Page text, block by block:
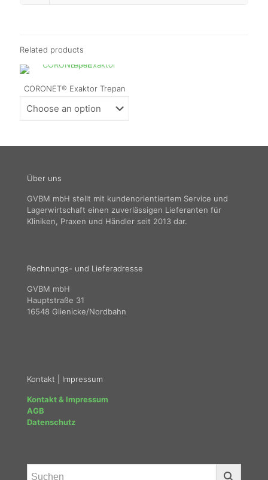
Related products
CORONET® Exaktor Trepan
Über uns
GVBM mbH stellt mit kundenorientiertem Service und
Lagerwirtschaft einen zuverlässigen Lieferanten für
Kliniken, Praxen und Händler seit 2013 dar.
Rechnungs- und Lieferadresse
GVBM mbH
Hauptstraße 31
16548 Glienicke/Nordbahn
Kontakt | Impressum
Kontakt & Impressum
AGB
Datenschutz